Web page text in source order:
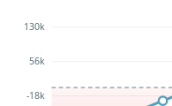
-18k
56k
130k